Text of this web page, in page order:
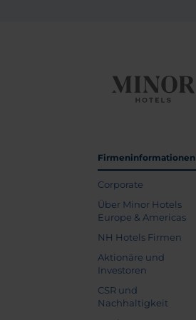
Firmeninformationen
Corporate
Über Minor Hotels
Europe & Americas
NH Hotels Firmen
Aktionäre und
Investoren
CSR und
Nachhaltigkeit